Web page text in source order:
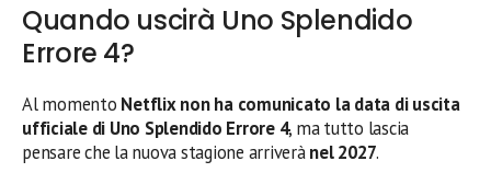
Quando uscirà Uno Splendido
Errore 4?
Al momento Netflix non ha comunicato la data di uscita
ufficiale di Uno Splendido Errore 4, ma tutto lascia
pensare che la nuova stagione arriverànel 2027.